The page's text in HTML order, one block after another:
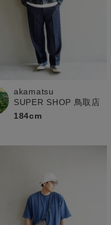
akamatsu
SUPER SHOP 鳥取店
184cm